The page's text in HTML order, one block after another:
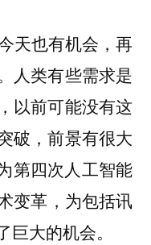
天也有机会，再
人类有些需求是
以前可能没有这
破，前景有很大
第四次人工智能
变革，为包括讯
大的机会。